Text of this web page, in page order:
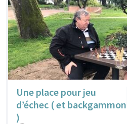
Une place pour jeu
d’échec ( et backgammon
)